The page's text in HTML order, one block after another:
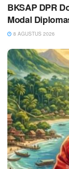
BKSAP DPR
Modal
8 AGUSTUS 2026